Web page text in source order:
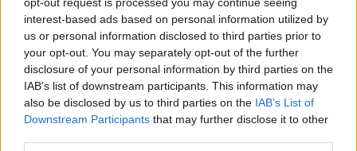
interest-based ads based on personal information utilized by
us or personal information disclosed to third parties prior to
your opt-out. You may separately opt-out of the further
disclosure of your personal information by third parties on the
IAB’s list of downstream participants. This information may
also be disclosed by us to third parties on the IAB’s List of
Downstream Participants that may further disclose it to other
Η φήμη για προβλήματα με την
υγεία της